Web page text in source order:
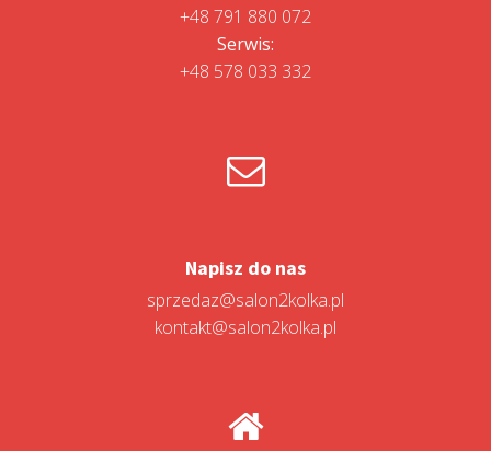
+48 791 880 072
Serwis:
+48 578 033 332
Napisz do nas
sprzedaz@salon2kolka.pl
kontakt@salon2kolka.pl